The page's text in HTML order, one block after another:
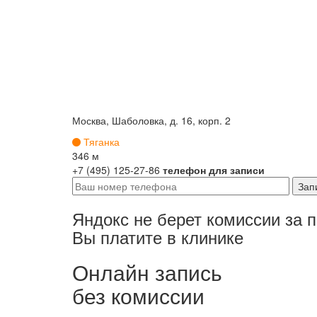
Москва, Шаболовка, д. 16, корп. 2
Тяганка
346 м
+7 (495) 125-27-86 телефон для записи
Яндокс не берет комиссии за
Вы платите в клинике
Онлайн запись
без комиссии